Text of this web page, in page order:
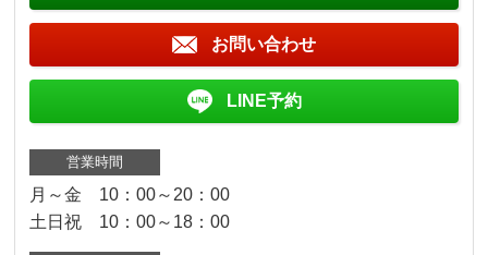
お問い合わせ
LINE予約
営業時間
月～金 10：00～20：00
土日祝 10：00～18：00